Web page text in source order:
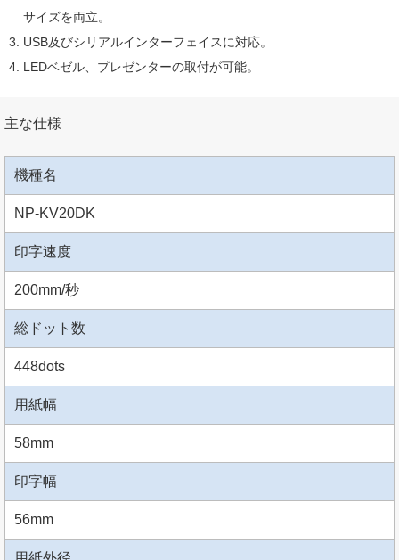
サイズを両立。
USB及びシリアルインターフェイスに対応。
LEDベゼル、プレゼンターの取付が可能。
主な仕様
機種名
NP-KV20DK
印字速度
200mm/秒
総ドット数
448dots
用紙幅
58mm
印字幅
56mm